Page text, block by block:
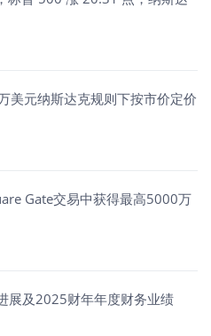
美元纳斯达克规则下按市价定价
Gate交易中获得最高5000万
展及2025财年年度财务业绩